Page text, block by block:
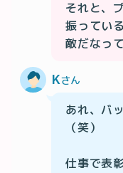
それと、
振ってい
敵だなっ
Kさん
あれ、バ
（笑）
仕事で表